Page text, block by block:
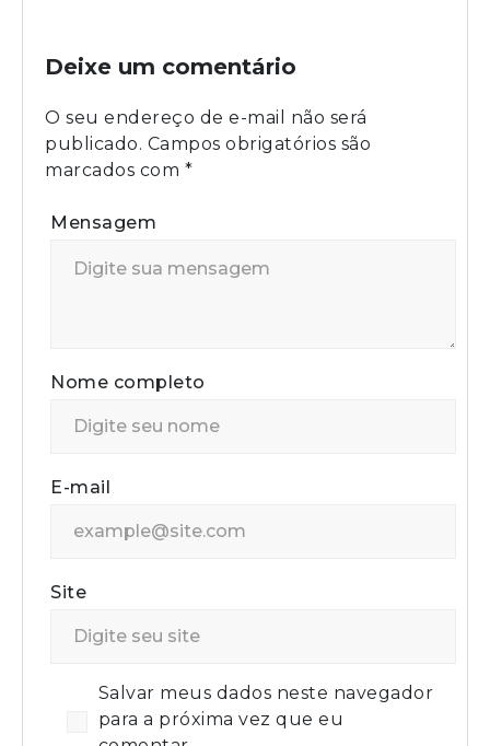
Deixe um comentário
O seu endereço de e-mail não será
publicado. Campos obrigatórios são
marcados com *
Mensagem
Nome completo
E-mail
Site
Salvar meus dados neste navegador
para a próxima vez que eu